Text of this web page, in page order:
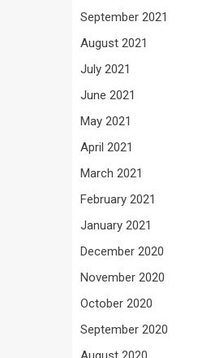
September 2021
August 2021
July 2021
June 2021
May 2021
April 2021
March 2021
February 2021
January 2021
December 2020
November 2020
October 2020
September 2020